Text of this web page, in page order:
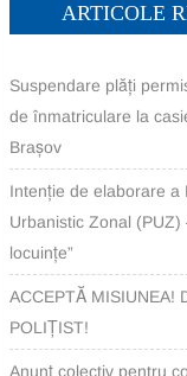
ARTICOLE
Suspendare plăți
de înmatriculare la
Brașov
Intenție de elaborare a
Urbanistic Zonal (PUZ)
locuințe”
ACCEPTĂ MISIUNEA!
POLIȚIST!
Anunț colectiv pentru